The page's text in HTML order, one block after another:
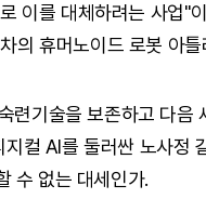
이를 대체하려는 사업"
의 휴머노이드 로봇 아
련기술을 보존하고 다음
컬 AI를 둘러싼 노사정
수 없는 대세인가.